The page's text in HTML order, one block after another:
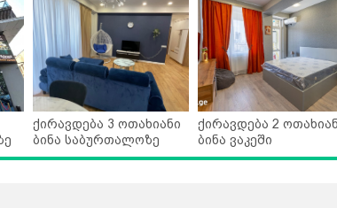
ქირავდება 3 ოთახიანი
ბინა საბურთალოზე
ქირავდება 2
ბინა ვაკეში